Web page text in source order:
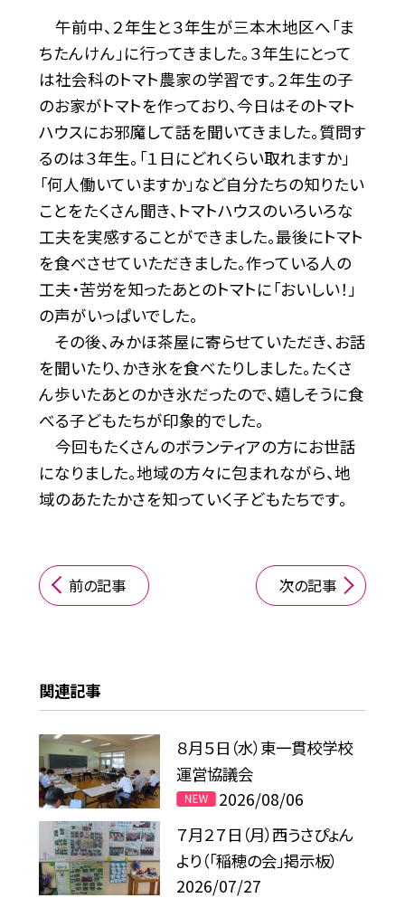
午前中、２年生と３年生が三本木地区へ「ま
ちたんけん」に行ってきました。３年生にとって
は社会科のトマト農家の学習です。２年生の子
のお家がトマトを作っており、今日はそのトマト
ハウスにお邪魔して話を聞いてきました。質問す
るのは３年生。「１日にどれくらい取れますか」
「何人働いていますか」など自分たちの知りたい
ことをたくさん聞き、トマトハウスのいろいろな
工夫を実感することができました。最後にトマト
を食べさせていただきました。作っている人の
工夫・苦労を知ったあとのトマトに「おいしい！」
の声がいっぱいでした。
その後、みかほ茶屋に寄らせていただき、お話
を聞いたり、かき氷を食べたりしました。たくさ
ん歩いたあとのかき氷だったので、嬉しそうに食
べる子どもたちが印象的でした。
今回もたくさんのボランティアの方にお世話
になりました。地域の方々に包まれながら、地
域のあたたかさを知っていく子どもたちです。
前の記事 次の記事
関連記事
８月５日（水）東一貫校学校
運営協議会
2026/08/06
７月２７日（月）西うさぴょん
より（「稲穂の会」掲示板）
2026/07/27